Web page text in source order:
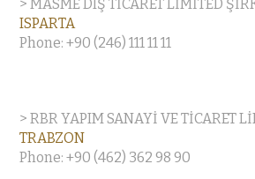
> MASME DIŞ TİCARET LİMİTED
ISPARTA
Phone: +90 (246) 111 11 11
> RBR YAPIM SANAYİ VE TİCARET
TRABZON
Phone: +90 (462) 362 98 90